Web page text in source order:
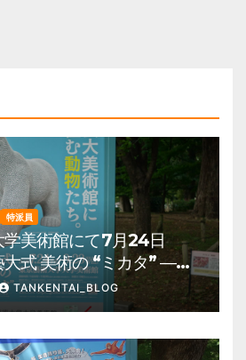
特派員
学美術館にて7月24日
大式 美術の “ミカタ” ―こ
なる―』を開催。 上野公
物館 混雑情報他
TANKENTAI_BLOG